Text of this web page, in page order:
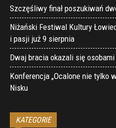
Szczęśliwy finał poszukiwań
Niżański Festiwal Kultury
i pasji już 9 sierpnia
Dwaj bracia okazali się
Konferencja „Ocalone nie tylko
Nisku
KATEGORIE